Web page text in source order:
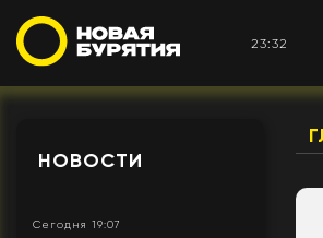
23:32
НОВОСТИ
Сегодня 19:07